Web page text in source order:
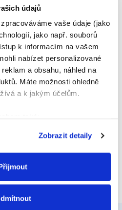
údajů
zpracováváme vaše údaje (jako
jako např. souborů
k informacím na vašem
nabízet personalizované
a obsahu, náhled na
Máte možnosti ohledně
a k jakým účelům.
přesné na několik metrů
zařízení pomocí aktivního
charakteristiky (otisk prstu)
vaše osobní
změnit nebo odvolat v
Zobrazit detaily